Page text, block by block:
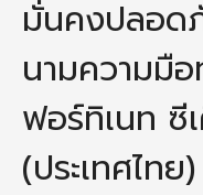
- ประวัติความเป็นมาของค
- บุคลากร
- - สำนักงานคณะวิทยาศาส
- - บุคลากรวิชาการ
มั่นคงปลอด
นามความมื
ฟอร์ทิเนท ซี
(ประเทศไทย)